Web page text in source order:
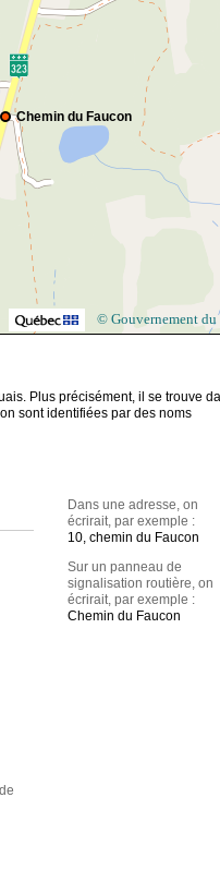
Chemin du Faucon
© Gouvernement du
Plus précisément, il se trouve
sont identifiées par des noms
Dans une adresse, on
écrirait, par exemple :
10, chemin du Faucon
Sur un panneau de
signalisation routière, on
écrirait, par exemple :
Chemin du Faucon